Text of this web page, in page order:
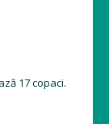
17 copaci.